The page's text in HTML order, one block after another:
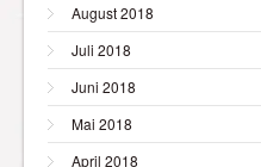
August 2018
Juli 2018
Juni 2018
Mai 2018
April 2018